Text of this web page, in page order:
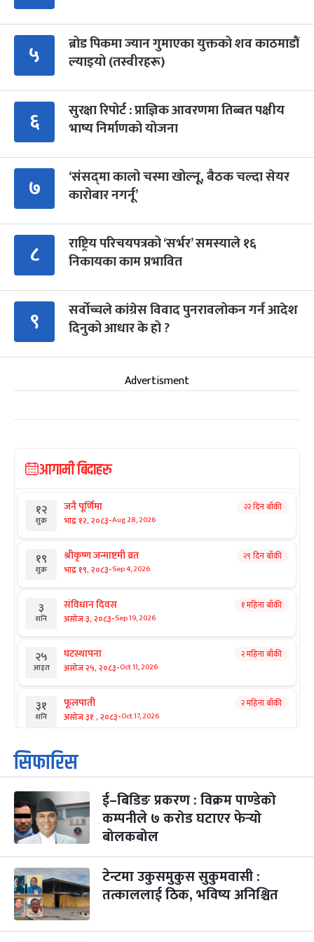
५
ब्रोड पिकमा ज्यान गुमाएका युक्तको शव काठमाडौं
ल्याइयो (तस्वीरहरू)
६
सुरक्षा रिपोर्ट : प्राज्ञिक आवरणमा तिब्बत पक्षीय
भाष्य निर्माणको योजना
७
‘संसद्‍मा कालो चस्मा खोल्नू, बैठक चल्दा सेयर
कारोबार नगर्नू’
८
राष्ट्रिय परिचयपत्रको ‘सर्भर’ समस्याले १६
निकायका काम प्रभावित
९
सर्वोच्चले कांग्रेस विवाद पुनरावलोकन गर्न आदेश
दिनुको आधार के हो ?
Advertisment
आगामी बिदाहरु
१२
शुक्र
जनै पूर्णिमा
भाद्र १२, २०८३-Aug 28, 2026
२२ दिन बाँकी
१९
शुक्र
श्रीकृष्ण जन्माष्टमी व्रत
भाद्र १९, २०८३-Sep 4, 2026
२९ दिन बाँकी
३
शनि
संविधान दिवस
असोज ३, २०८३-Sep 19, 2026
१ महिना बाँकी
२५
आइत
घटस्थापना
असोज २५, २०८३-Oct 11, 2026
२ महिना बाँकी
३१
शनि
फूलपाती
असोज ३१ , २०८३-Oct 17, 2026
२ महिना बाँकी
१
आइत
कार्तिक सङ्क्रान्ति
कार्तिक १, २०८३
३
मंगल
महानवमी
कार्तिक ३, २०८३-Oct 20, 2026
२ महिना बाँकी
४
५
बिहि
पापा‌ङ्कुशा एकादशी व्रत
कार्तिक ५, २०८३
२ महिना बाँकी
सिफारिस
ई–बिडिङ प्रकरण : विक्रम पाण्डेको
कम्पनीले ७ करोड घटाएर फेर्‍यो
बोलकबोल
टेन्टमा उकुसमुकुस सुकुमवासी :
तत्काललाई ठिक, भविष्य अनिश्चित